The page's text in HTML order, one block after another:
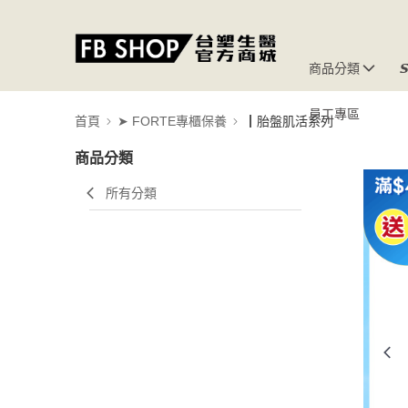
商品分類
員工專區
首頁 ➤ FORTE專櫃保養 ┃胎盤肌活系列
商品分類
所有分類